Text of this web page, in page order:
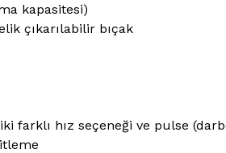
kapasitesi)
çıkarılabilir bıçak
farklı hız seçeneği ve pulse